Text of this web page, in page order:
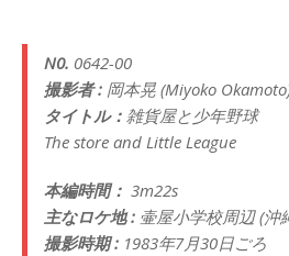
N0. 0642-00
撮影者 : 岡本晃 (Miyoko
タイトル： 雑貨屋と少年野球
The store and Little League
本編時間： 3m22s
主なロケ地 : 壷屋小学校周辺 (沖
撮影時期 : 1983年7月30日ごろ